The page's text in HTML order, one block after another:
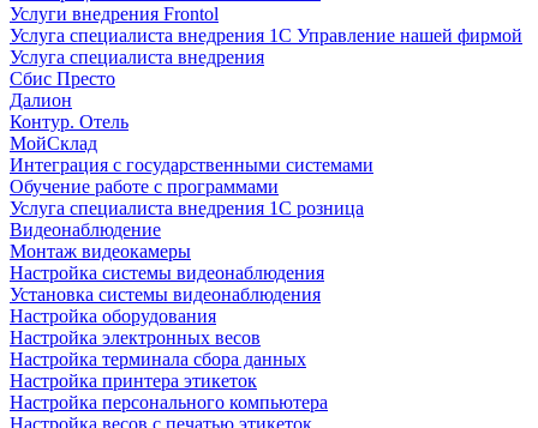
Услуги внедрения Frontol
Услуга специалиста внедрения 1С Управление нашей фирмой
Услуга специалиста внедрения
Сбис Престо
Далион
Контур. Отель
МойСклад
Интеграция с государственными системами
Обучение работе с программами
Услуга специалиста внедрения 1С розница
Видеонаблюдение
Монтаж видеокамеры
Настройка системы видеонаблюдения
Установка системы видеонаблюдения
Настройка оборудования
Настройка электронных весов
Настройка терминала сбора данных
Настройка принтера этикеток
Настройка персонального компьютера
Настройка весов с печатью этикеток